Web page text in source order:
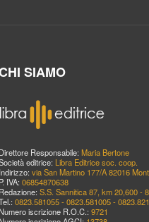
SIAMO
Direttore Responsabile: Maria Bertone
editrice: Libra Editrice soc. coop.
Indirizzo: via San Martino 177/A 82016
P. IVA: 06854870638
Redazione: S.S. Sannitica 87, km 20,600 -
0823.581055 - 0823.581005 -
iscrizione R.O.C.: 9721